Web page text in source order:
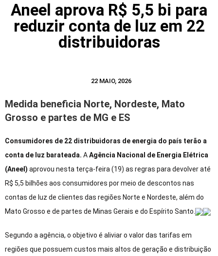
Aneel aprova R$ 5,5 bi para
reduzir conta de luz em 22
distribuidoras
22 MAIO, 2026
Medida beneficia Norte, Nordeste, Mato
Grosso e partes de MG e ES
Consumidores de 22 distribuidoras de energia do país terão a
conta de luz barateada. AAgência Nacional de Energia Elétrica
(Aneel) aprovou nesta terça-feira (19) as regras para devolver até
R$ 5,5 bilhões aos consumidores por meio de descontos nas
contas de luz de clientes das regiões Norte e Nordeste, além do
Mato Grosso e de partes de Minas Gerais e do Espírito Santo.
Segundo a agência, o objetivo é aliviar o valor das tarifas em
regiões que possuem custos mais altos de geração e distribuição